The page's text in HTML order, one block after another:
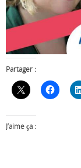
Partager :
J’aime ça :